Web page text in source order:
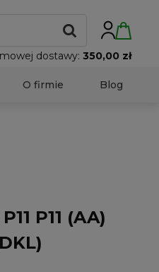
dostawy: 350,00 zł
O firmie Blog
P11 (AA)